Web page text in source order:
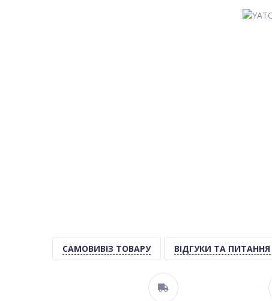
САМОВИВІЗ ТОВАРУ ВІДГУКИ ТА ПИТАННЯ